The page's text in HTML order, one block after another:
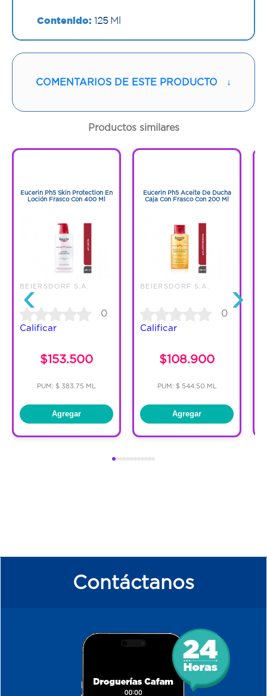
Contenido: 125 Ml
Código:1295154
COMENTARIOS DE ESTE PRODUCTO ↓
Productos similares
‹
Eucerin Ph5 Skin Protection En
Loción Frasco Con 400 Ml
BEIERSDORF S.A.
0
Calificar
$153.500
PUM: $ 383.75 ML
Agregar
Eucerin Ph5 Aceite De Ducha
Caja Con Frasco Con 200 Ml
BEIERSDORF S.A.
0
Calificar
$108.900
PUM: $ 544.50 ML
Agregar
›
Contáctanos